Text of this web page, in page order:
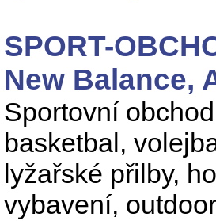
SPORT-
New Balance,
Sportovní
basketbal,
lyžařské přilby,
vybavení,